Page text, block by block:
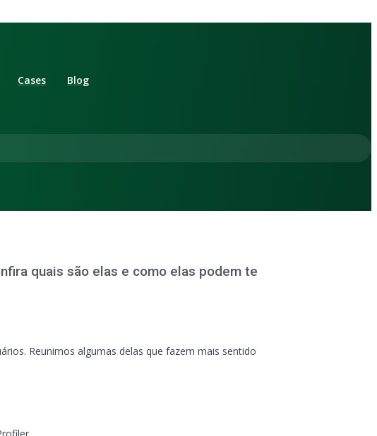
Cases Blog
quais são elas e como elas podem te
Reunimos algumas delas que fazem mais sentido